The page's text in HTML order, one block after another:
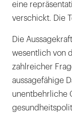
eine
verschickt. Die
Die
wesentlich von
zahlreicher
aussagefähige
unentbehrliche